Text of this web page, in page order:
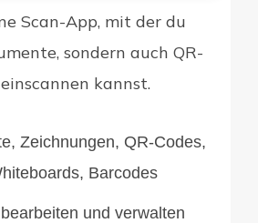
Scan-App, mit der du
sondern auch QR-
kannst.
Zeichnungen, QR-Codes,
Barcodes
und verwalten